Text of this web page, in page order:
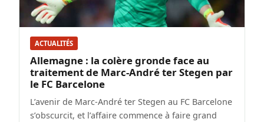
ACTUALITÉS
Allemagne : la colère gronde face au
traitement de Marc-André ter Stegen par
le FC Barcelone
L’avenir de Marc-André ter Stegen au FC Barcelone
s’obscurcit, et l’affaire commence à faire grand